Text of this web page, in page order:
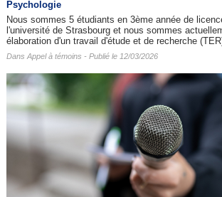
Psychologie
Nous sommes 5 étudiants en 3ème année de
l'université de Strasbourg et nous sommes
élaboration d'un travail d'étude et de recherche
Dans Appel à témoins - Publié le 12/03/2026